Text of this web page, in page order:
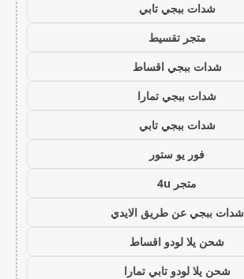
شدات ببجي تابي
متجر تقسيط
شدات ببجي اقساط
شدات ببجي تمارا
شدات ببجي تابي
فور يو ستور
متجر 4u
شدات ببجي عن طريق الايدي
شحن يلا لودو اقساط
شحن يلا لودو تابي تمارا